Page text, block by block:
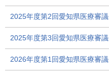
2025年度第2回愛知県医療審
2025年度第3回愛知県医療審
2026年度第1回愛知県医療審